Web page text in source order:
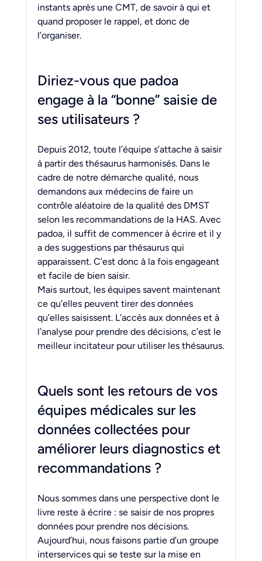
instants après une CMT, de savoir à qui et
quand proposer le rappel, et donc de
l’organiser.
Diriez-vous que padoa
engage à la “bonne” saisie de
ses utilisateurs ?
Depuis 2012, toute l’équipe s’attache à saisir
à partir des thésaurus harmonisés. Dans le
cadre de notre démarche qualité, nous
demandons aux médecins de faire un
contrôle aléatoire de la qualité des DMST
selon les recommandations de la HAS. Avec
padoa, il suffit de commencer à écrire et il y
a des suggestions par thésaurus qui
apparaissent. C’est donc à la fois engageant
et facile de bien saisir.
Mais surtout, les équipes savent maintenant
ce qu’elles peuvent tirer des données
qu’elles saisissent. L’accès aux données et à
l’analyse pour prendre des décisions, c’est le
meilleur incitateur pour utiliser les thésaurus.
Quels sont les retours de vos
équipes médicales sur les
données collectées pour
améliorer leurs diagnostics et
recommandations ?
Nous sommes dans une perspective dont le
livre reste à écrire : se saisir de nos propres
données pour prendre nos décisions.
Aujourd’hui, nous faisons partie d’un groupe
interservices qui se teste sur la mise en